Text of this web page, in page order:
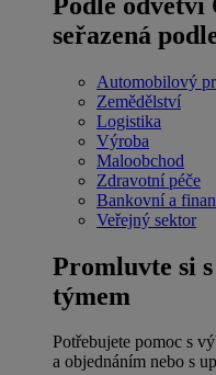
seřazená
Automobilový
Zemědělství
Logistika
Výroba
Maloobchod
Zdravotní péče
Bankovní a
Veřejný sektor
Promluvte si
týmem
Potřebujete pomoc s
a objednáním nebo s